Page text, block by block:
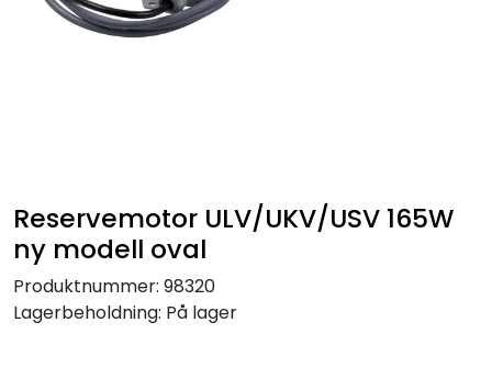
Reservemotor ULV/UKV/USV 165W
ny modell oval
Produktnummer: 98320
Lagerbeholdning: På lager